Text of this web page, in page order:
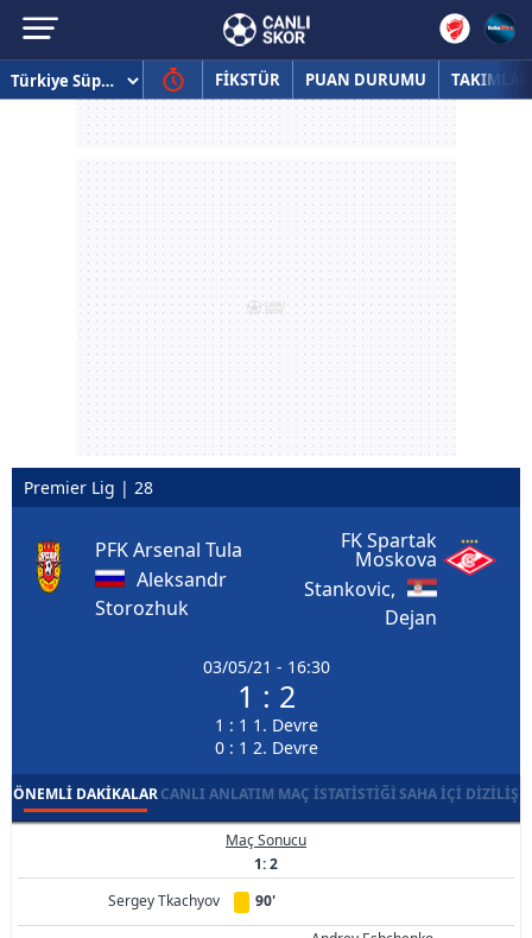
FİKSTÜR PUAN DURUMU TAKIMLAR
Premier Lig | 28
PFK Arsenal Tula
Aleksandr
Storozhuk
03/05/21 - 16:30
1 : 2
1 : 1 1. Devre
0 : 1 2. Devre
FK Spartak
Moskova
Stankovic,
Dejan
ÖNEMLI DAKIKALARCANLI ANLATIM MAÇ İSTATISTIĞISAHA İÇI DIZILIŞ
Maç Sonucu
1: 2
Sergey Tkachyov
90'